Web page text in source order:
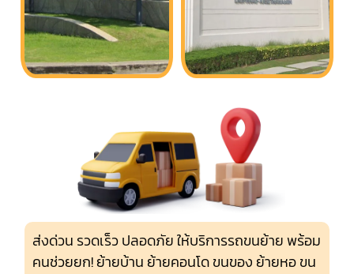
ส่งด่วน รวดเร็ว ปลอดภัย ให้บริการรถขนย้าย พร้อม
คนช่วยยก! ย้ายบ้าน ย้ายคอนโด ขนของ ย้ายหอ ขน